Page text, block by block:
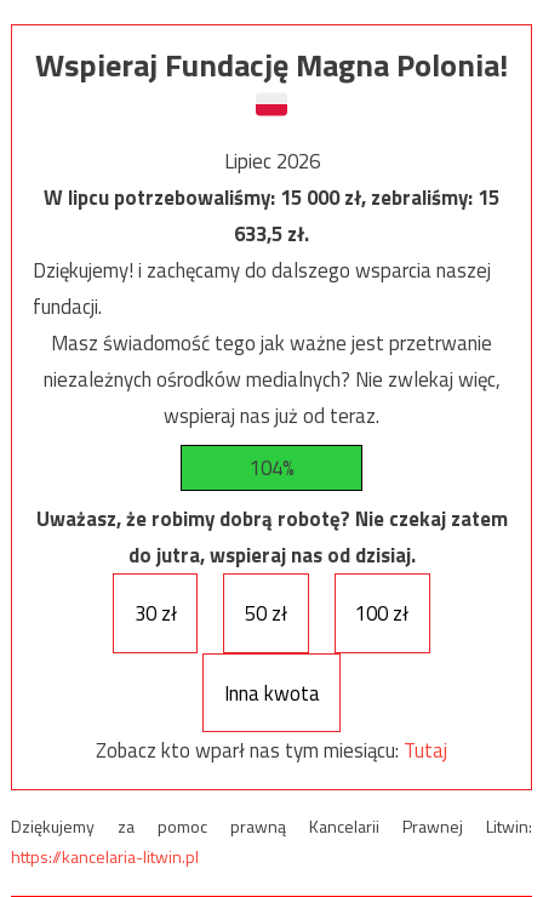
Wspieraj Fundację Magna Polonia!
Lipiec 2026
W lipcu potrzebowaliśmy:15 000zł, zebraliśmy:15
633,5zł.
Dziękujemy! i zachęcamy do dalszego wsparcia naszej
fundacji.
Masz świadomość tego jak ważne jest przetrwanie
niezależnych ośrodków medialnych? Nie zwlekaj więc,
wspieraj nas już od teraz.
104%
Uważasz, że robimy dobrą robotę? Nie czekaj zatem
do jutra, wspieraj nas od dzisiaj.
30 zł
50 zł 100 zł
Inna kwota
Zobacz kto wparł nas tym miesiącu: Tutaj
Dziękujemy za pomoc prawną Kancelarii Prawnej Litwin:
https://kancelaria-litwin.pl